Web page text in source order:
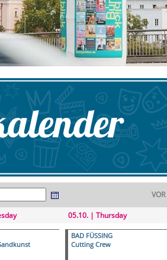
VOR
05.10. | Thursday
BAD FÜSSING
Cutting Crew